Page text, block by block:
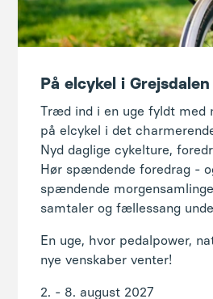
Træd ind i en uge fyldt med
på elcykel i det
Nyd daglige cykelture,
spændende
samtaler og fællessang
En uge, hvor pedalpower,
nye venskaber venter!
2. - 8. august 2027
Pris: 6.050 kr.
Prisen er inkl. bad og toilet på
OBS: kræver egen elcykel